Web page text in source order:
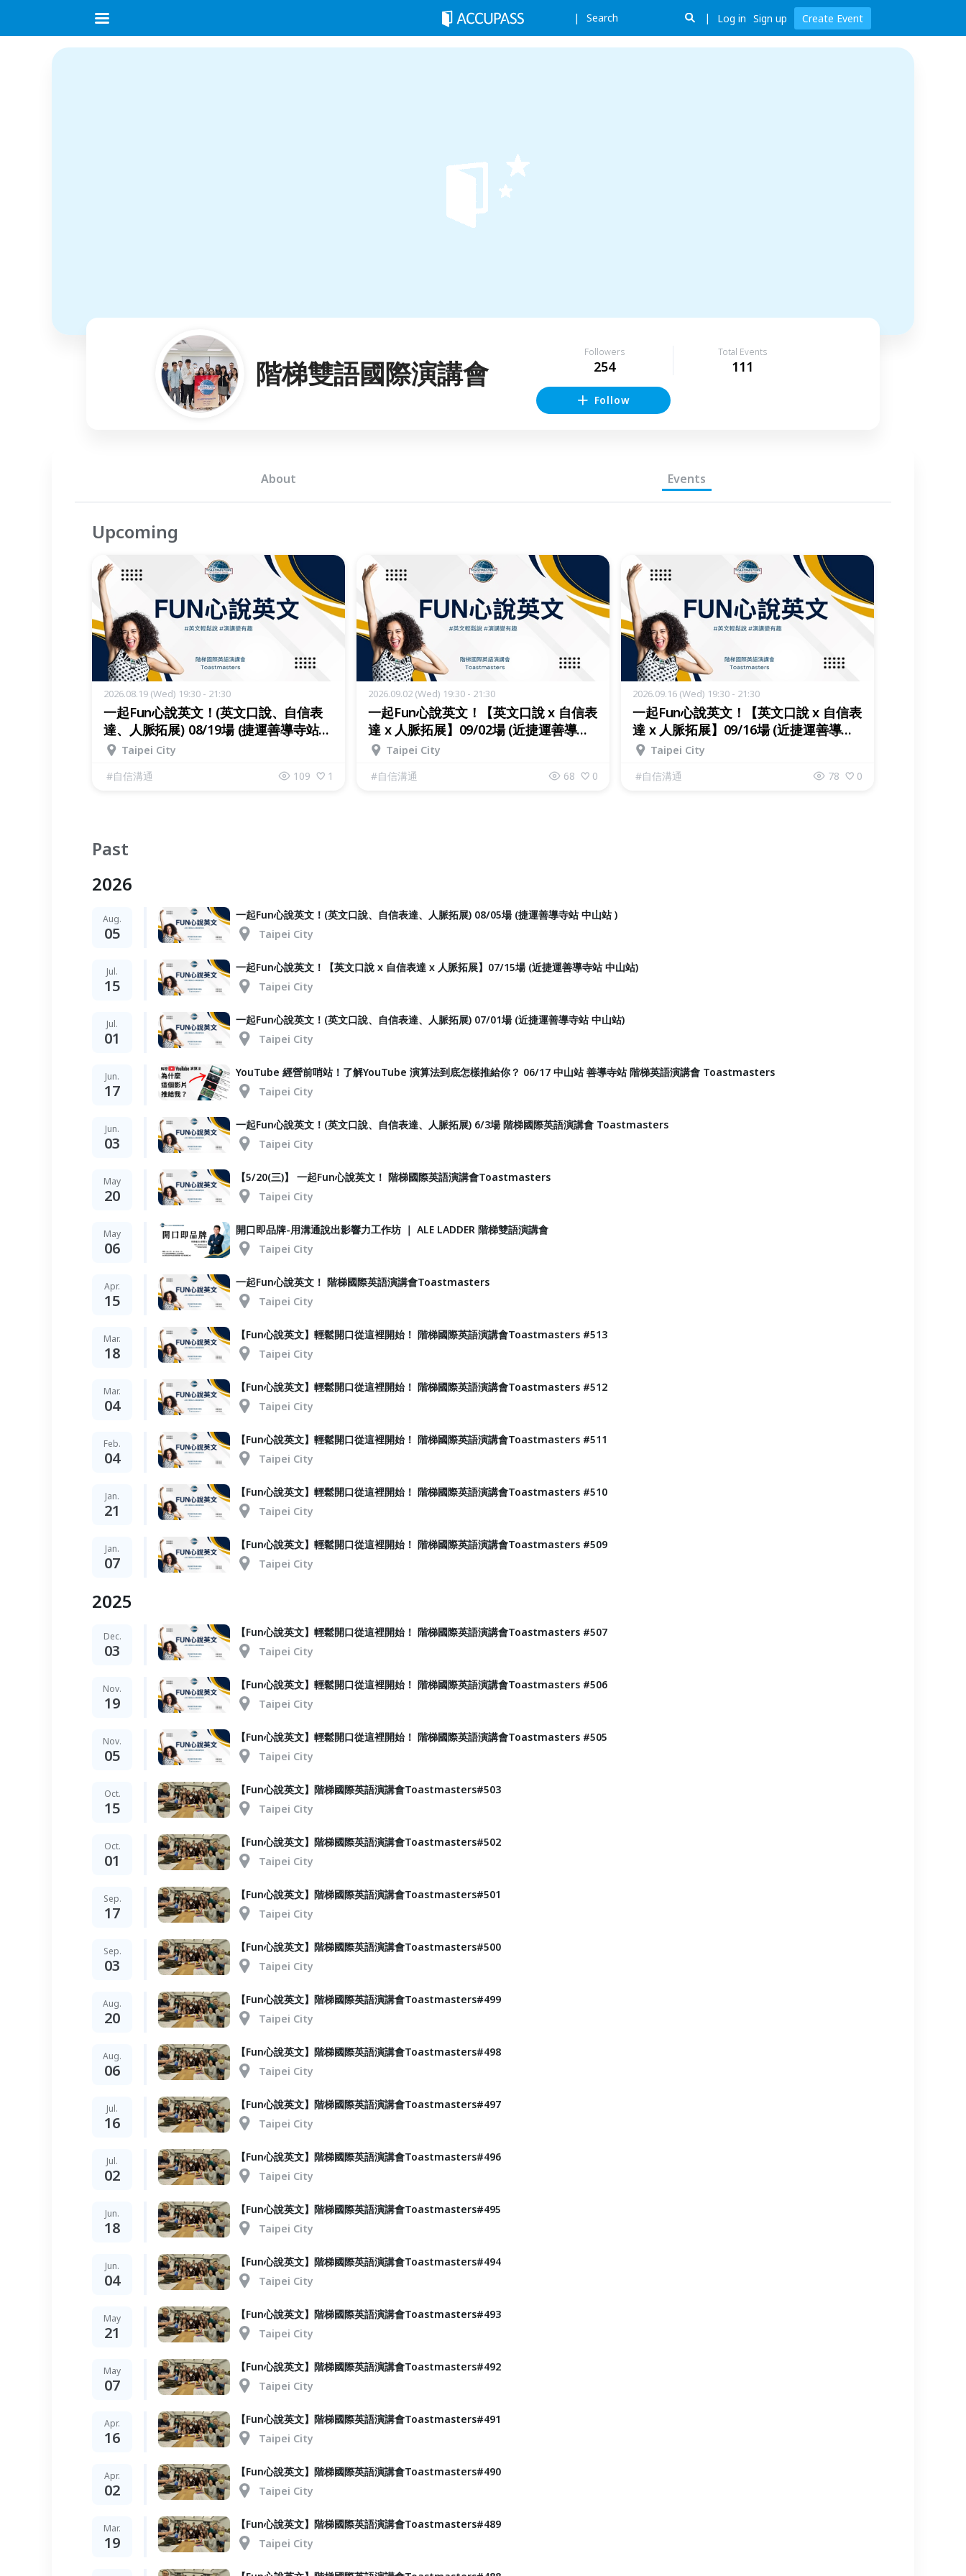
Search Log in Sign up Create Event
階梯雙語國際演講會
Followers
254
Total Events
111
Follow
About Events
Upcoming
2026.08.19 (Wed) 19:30 - 21:30
一起Fun心說英文！(英文口說、自信表
達、人脈拓展) 08/19場 (捷運善導寺站
中山站 )
Taipei City
#自信溝通 109 1
2026.09.02 (Wed) 19:30 - 21:30
一起Fun心說英文！【英文口說 x 自信表
達 x 人脈拓展】09/02場 (近捷運善導寺
站 中山站)
Taipei City
#自信溝通 68 0
2026.09.16 (Wed) 19:30 - 21:30
一起Fun心說英文！【英文口說 x 自信表
達 x 人脈拓展】09/16場 (近捷運善導寺
站 中山站)
Taipei City
#自信溝通 78 0
Past
2026
Aug.
05
一起Fun心說英文！(英文口說、自信表達、人脈拓展) 08/05場 (捷運善導寺站 中山站 )
Taipei City
Jul.
15
一起Fun心說英文！【英文口說 x 自信表達 x 人脈拓展】07/15場 (近捷運善導寺站 中山站)
Taipei City
Jul.
01
一起Fun心說英文！(英文口說、自信表達、人脈拓展) 07/01場 (近捷運善導寺站 中山站)
Taipei City
Jun.
17
YouTube 經營前哨站！了解YouTube 演算法到底怎樣推給你？ 06/17 中山站 善導寺站 階梯英語演講會 Toastmasters
Taipei City
Jun.
03
一起Fun心說英文！(英文口說、自信表達、人脈拓展) 6/3場 階梯國際英語演講會 Toastmasters
Taipei City
May
20
【5/20(三)】 一起Fun心說英文！ 階梯國際英語演講會Toastmasters
Taipei City
May
06
開口即品牌-用溝通說出影響力工作坊 ｜ ALE LADDER 階梯雙語演講會
Taipei City
Apr.
15
一起Fun心說英文！ 階梯國際英語演講會Toastmasters
Taipei City
Mar.
18
【Fun心說英文】輕鬆開口從這裡開始！ 階梯國際英語演講會Toastmasters #513
Taipei City
Mar.
04
【Fun心說英文】輕鬆開口從這裡開始！ 階梯國際英語演講會Toastmasters #512
Taipei City
Feb.
04
【Fun心說英文】輕鬆開口從這裡開始！ 階梯國際英語演講會Toastmasters #511
Taipei City
Jan.
21
【Fun心說英文】輕鬆開口從這裡開始！ 階梯國際英語演講會Toastmasters #510
Taipei City
Jan.
07
【Fun心說英文】輕鬆開口從這裡開始！ 階梯國際英語演講會Toastmasters #509
Taipei City
2025
Dec.
03
【Fun心說英文】輕鬆開口從這裡開始！ 階梯國際英語演講會Toastmasters #507
Taipei City
Nov.
19
【Fun心說英文】輕鬆開口從這裡開始！ 階梯國際英語演講會Toastmasters #506
Taipei City
Nov.
05
【Fun心說英文】輕鬆開口從這裡開始！ 階梯國際英語演講會Toastmasters #505
Taipei City
Oct.
15
【Fun心說英文】階梯國際英語演講會Toastmasters#503
Taipei City
Oct.
01
【Fun心說英文】階梯國際英語演講會Toastmasters#502
Taipei City
Sep.
17
【Fun心說英文】階梯國際英語演講會Toastmasters#501
Taipei City
Sep.
03
【Fun心說英文】階梯國際英語演講會Toastmasters#500
Taipei City
Aug.
20
【Fun心說英文】階梯國際英語演講會Toastmasters#499
Taipei City
Aug.
06
【Fun心說英文】階梯國際英語演講會Toastmasters#498
Taipei City
Jul.
16
【Fun心說英文】階梯國際英語演講會Toastmasters#497
Taipei City
Jul.
02
【Fun心說英文】階梯國際英語演講會Toastmasters#496
Taipei City
Jun.
18
【Fun心說英文】階梯國際英語演講會Toastmasters#495
Taipei City
Jun.
04
【Fun心說英文】階梯國際英語演講會Toastmasters#494
Taipei City
May
21
【Fun心說英文】階梯國際英語演講會Toastmasters#493
Taipei City
May
07
【Fun心說英文】階梯國際英語演講會Toastmasters#492
Taipei City
Apr.
16
【Fun心說英文】階梯國際英語演講會Toastmasters#491
Taipei City
Apr.
02
【Fun心說英文】階梯國際英語演講會Toastmasters#490
Taipei City
Mar.
19
【Fun心說英文】階梯國際英語演講會Toastmasters#489
Taipei City